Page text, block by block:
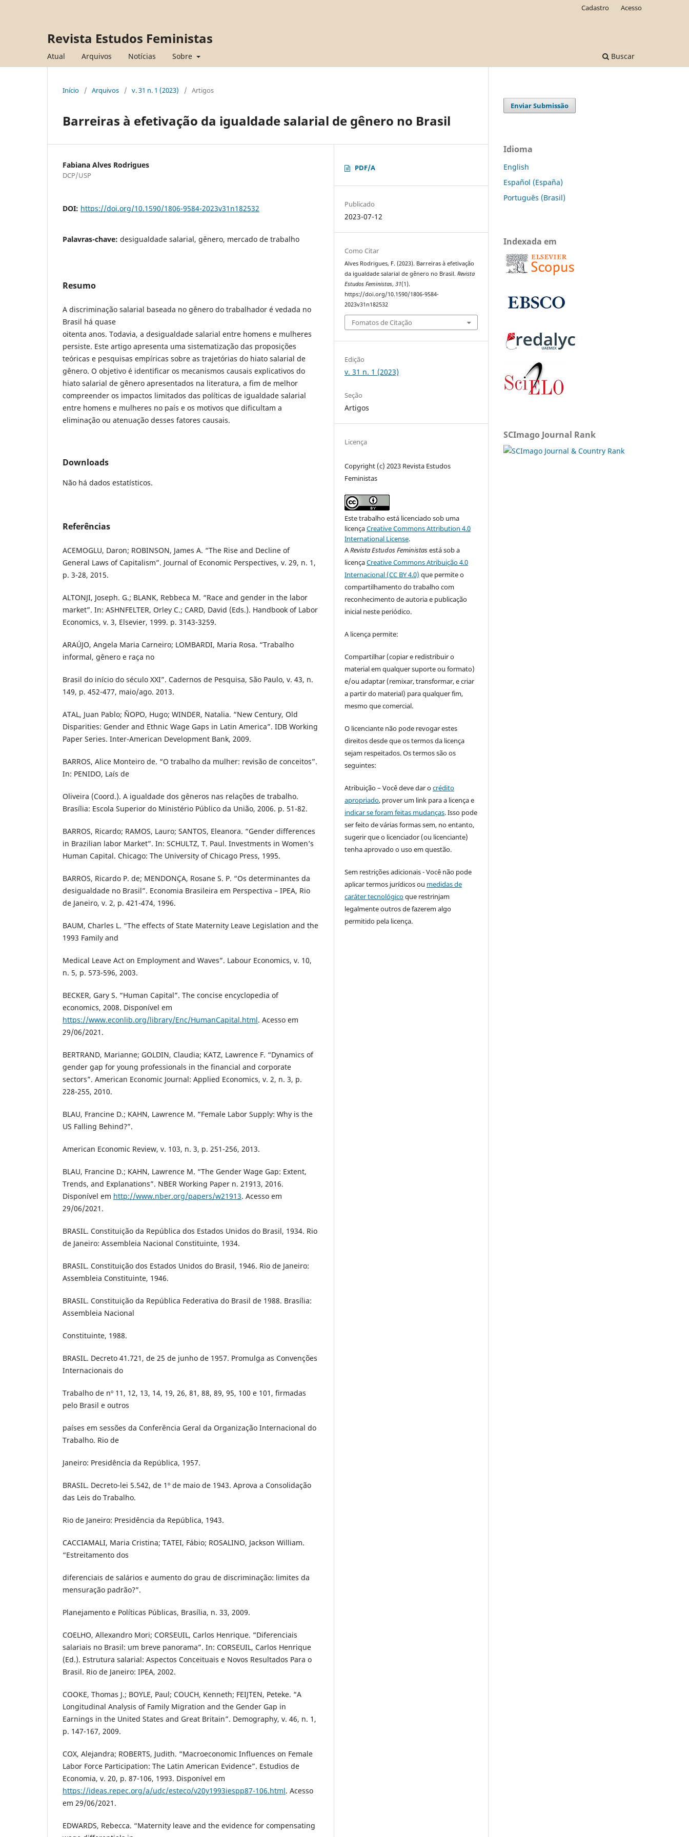
Revista Estudos Feministas
Atual Arquivos Notícias Sobre Buscar
Cadastro Acesso
Início / Arquivos / v. 31 n. 1 (2023) / Artigos
Barreiras à efetivação da igualdade salarial de gênero no Brasil
Fabiana Alves Rodrigues
DCP/USP
DOI: https://doi.org/10.1590/1806-9584-2023v31n182532
Palavras-chave: desigualdade salarial, gênero, mercado de trabalho
Resumo
A discriminação salarial baseada no gênero do trabalhador é vedada no
Brasil há quase
oitenta anos. Todavia, a desigualdade salarial entre homens e mulheres
persiste. Este artigo apresenta uma sistematização das proposições
teóricas e pesquisas empíricas sobre as trajetórias do hiato salarial de
gênero. O objetivo é identificar os mecanismos causais explicativos do
hiato salarial de gênero apresentados na literatura, a fim de melhor
compreender os impactos limitados das políticas de igualdade salarial
entre homens e mulheres no país e os motivos que dificultam a
eliminação ou atenuação desses fatores causais.
Downloads
Não há dados estatísticos.
Referências
ACEMOGLU, Daron; ROBINSON, James A. “The Rise and Decline of
General Laws of Capitalism”. Journal of Economic Perspectives, v. 29, n. 1,
p. 3-28, 2015.
ALTONJI, Joseph. G.; BLANK, Rebbeca M. “Race and gender in the labor
market”. In: ASHNFELTER, Orley C.; CARD, David (Eds.). Handbook of Labor
Economics, v. 3, Elsevier, 1999. p. 3143-3259.
ARAÚJO, Angela Maria Carneiro; LOMBARDI, Maria Rosa. “Trabalho
informal, gênero e raça no
Brasil do início do século XXI”. Cadernos de Pesquisa, São Paulo, v. 43, n.
149, p. 452-477, maio/ago. 2013.
ATAL, Juan Pablo; ÑOPO, Hugo; WINDER, Natalia. “New Century, Old
Disparities: Gender and Ethnic Wage Gaps in Latin America”. IDB Working
Paper Series. Inter-American Development Bank, 2009.
BARROS, Alice Monteiro de. “O trabalho da mulher: revisão de conceitos”.
In: PENIDO, Laís de
Oliveira (Coord.). A igualdade dos gêneros nas relações de trabalho.
Brasília: Escola Superior do Ministério Público da União, 2006. p. 51-82.
BARROS, Ricardo; RAMOS, Lauro; SANTOS, Eleanora. “Gender differences
in Brazilian labor Market”. In: SCHULTZ, T. Paul. Investments in Women’s
Human Capital. Chicago: The University of Chicago Press, 1995.
BARROS, Ricardo P. de; MENDONÇA, Rosane S. P. “Os determinantes da
desigualdade no Brasil”. Economia Brasileira em Perspectiva – IPEA, Rio
de Janeiro, v. 2, p. 421-474, 1996.
BAUM, Charles L. “The effects of State Maternity Leave Legislation and the
1993 Family and
Medical Leave Act on Employment and Waves”. Labour Economics, v. 10,
n. 5, p. 573-596, 2003.
BECKER, Gary S. “Human Capital”. The concise encyclopedia of
economics, 2008. Disponível em
https://www.econlib.org/library/Enc/HumanCapital.html. Acesso em
29/06/2021.
BERTRAND, Marianne; GOLDIN, Claudia; KATZ, Lawrence F. “Dynamics of
gender gap for young professionals in the financial and corporate
sectors”. American Economic Journal: Applied Economics, v. 2, n. 3, p.
228-255, 2010.
BLAU, Francine D.; KAHN, Lawrence M. “Female Labor Supply: Why is the
US Falling Behind?”.
American Economic Review, v. 103, n. 3, p. 251-256, 2013.
BLAU, Francine D.; KAHN, Lawrence M. “The Gender Wage Gap: Extent,
Trends, and Explanations”. NBER Working Paper n. 21913, 2016.
Disponível em http://www.nber.org/papers/w21913. Acesso em
29/06/2021.
BRASIL. Constituição da República dos Estados Unidos do Brasil, 1934. Rio
de Janeiro: Assembleia Nacional Constituinte, 1934.
BRASIL. Constituição dos Estados Unidos do Brasil, 1946. Rio de Janeiro:
Assembleia Constituinte, 1946.
BRASIL. Constituição da República Federativa do Brasil de 1988. Brasília:
Assembleia Nacional
Constituinte, 1988.
BRASIL. Decreto 41.721, de 25 de junho de 1957. Promulga as Convenções
Internacionais do
Trabalho de nº 11, 12, 13, 14, 19, 26, 81, 88, 89, 95, 100 e 101, firmadas
pelo Brasil e outros
países em sessões da Conferência Geral da Organização Internacional do
Trabalho. Rio de
Janeiro: Presidência da República, 1957.
BRASIL. Decreto-lei 5.542, de 1º de maio de 1943. Aprova a Consolidação
das Leis do Trabalho.
Rio de Janeiro: Presidência da República, 1943.
CACCIAMALI, Maria Cristina; TATEI, Fábio; ROSALINO, Jackson William.
“Estreitamento dos
diferenciais de salários e aumento do grau de discriminação: limites da
mensuração padrão?”.
Planejamento e Políticas Públicas, Brasília, n. 33, 2009.
COELHO, Allexandro Mori; CORSEUIL, Carlos Henrique. “Diferenciais
salariais no Brasil: um breve panorama”. In: CORSEUIL, Carlos Henrique
(Ed.). Estrutura salarial: Aspectos Conceituais e Novos Resultados Para o
Brasil. Rio de Janeiro: IPEA, 2002.
COOKE, Thomas J.; BOYLE, Paul; COUCH, Kenneth; FEIJTEN, Peteke. “A
Longitudinal Analysis of Family Migration and the Gender Gap in
Earnings in the United States and Great Britain”. Demography, v. 46, n. 1,
p. 147-167, 2009.
COX, Alejandra; ROBERTS, Judith. “Macroeconomic Influences on Female
Labor Force Participation: The Latin American Evidence”. Estudios de
Economia, v. 20, p. 87-106, 1993. Disponível em
https://ideas.repec.org/a/udc/esteco/v20y1993iespp87-106.html. Acesso
em 29/06/2021.
EDWARDS, Rebecca. “Maternity leave and the evidence for compensating
PDF/A
Publicado
2023-07-12
Como Citar
Alves Rodrigues, F. (2023). Barreiras à efetivação
da igualdade salarial de gênero no Brasil.Revista
Estudos Feministas,31(1).
https://doi.org/10.1590/1806-9584-
2023v31n182532
Fomatos de Citação
Edição
v. 31 n. 1 (2023)
Seção
Artigos
Licença
Copyright (c) 2023 Revista Estudos
Feministas
Este trabalho está licenciado sob uma
licençaCreative Commons Attribution 4.0
International License.
ARevista Estudos Feministasestá sob a
licençaCreative Commons Atribuição 4.0
Internacional (CC BY 4.0) que permite o
compartilhamento do trabalho com
reconhecimento de autoria e publicação
inicial neste periódico.
A licença permite:
Compartilhar (copiar e redistribuir o
material em qualquer suporte ou formato)
e/ou adaptar (remixar, transformar, e criar
a partir do material) para qualquer fim,
mesmo que comercial.
O licenciante não pode revogar estes
direitos desde que os termos da licença
sejam respeitados. Os termos são os
seguintes:
Atribuição – Você deve dar ocrédito
apropriado, prover um link para a licença e
indicar se foram feitas mudanças. Isso pode
ser feito de várias formas sem, no entanto,
sugerir que o licenciador (ou licenciante)
tenha aprovado o uso em questão.
Sem restrições adicionais - Você não pode
aplicar termos jurídicos ou medidas de
caráter tecnológicoque restrinjam
legalmente outros de fazerem algo
permitido pela licença.
Enviar Submissão
Idioma
English
Español (España)
Português (Brasil)
Indexada em
SCImago Journal Rank